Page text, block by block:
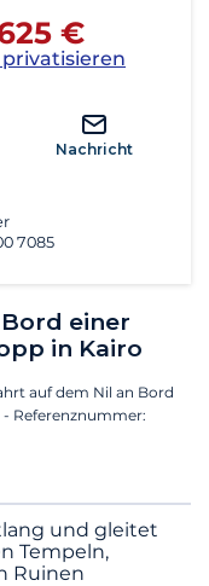
einer
in Kairo
auf dem Nil an Bord
Referenznummer:
und gleitet
Tempeln,
Ruinen
€
Nachricht
7085